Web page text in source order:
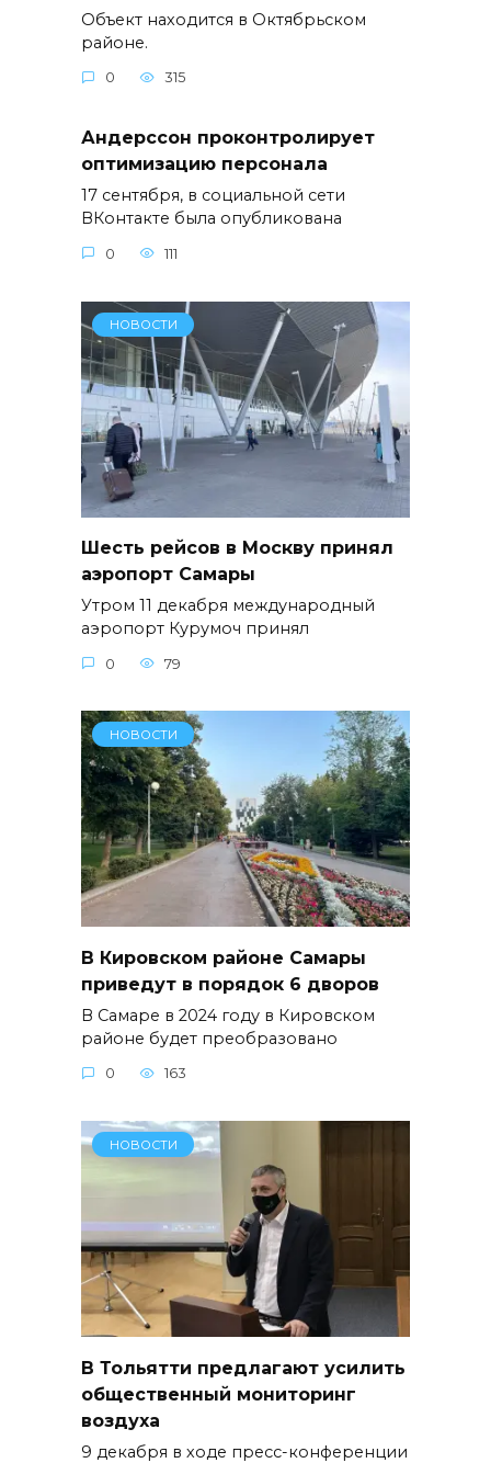
Объект находится в Октябрьском
районе.
0 315
Андерссон проконтролирует
оптимизацию персонала
17 сентября, в социальной сети
ВКонтакте была опубликована
0 111
НОВОСТИ
Шесть рейсов в Москву принял
аэропорт Самары
Утром 11 декабря международный
аэропорт Курумоч принял
0 79
НОВОСТИ
В Кировском районе Самары
приведут в порядок 6 дворов
В Самаре в 2024 году в Кировском
районе будет преобразовано
0 163
НОВОСТИ
В Тольятти предлагают усилить
общественный мониторинг
воздуха
9 декабря в ходе пресс-конференции